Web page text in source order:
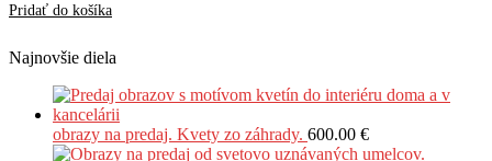
Pridať do košíka
Najnovšie diela
obrazy na predaj. Kvety zo záhrady. 600.00 €